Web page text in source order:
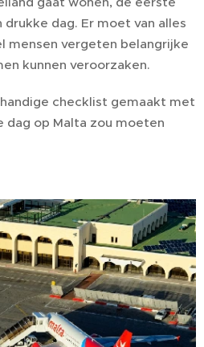
drukke dag. Er moet van alles
mensen vergeten belangrijke
kunnen veroorzaken.
checklist gemaakt met
dag op Malta zou moeten